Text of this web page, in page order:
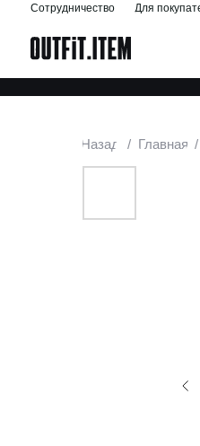
Сотрудничество Для покупателей
Назад Главная
/ /